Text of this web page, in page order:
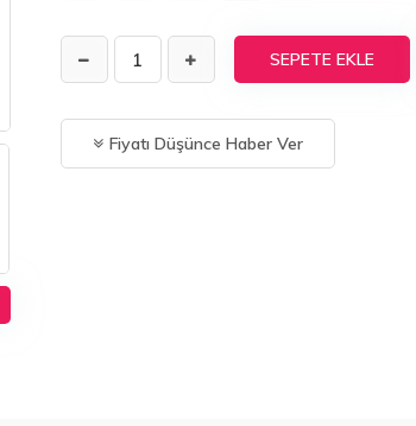
SEPETE EKLE
Fiyatı Düşünce Haber Ver